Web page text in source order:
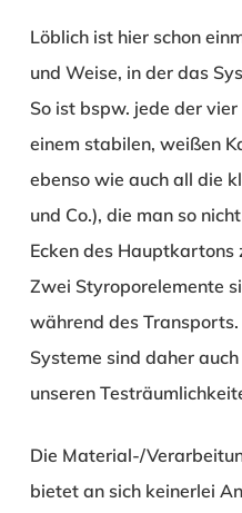
Löblich ist hier schon
und Weise, in der das
So ist bspw. jede der
einem stabilen, weißen
ebenso wie auch all die
und Co.), die man so
Ecken des Hauptkartons
Zwei Styroporelemente
während des
Systeme sind daher
unseren
Die Material-/
bietet an sich keinerlei